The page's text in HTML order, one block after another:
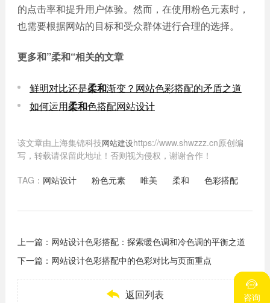
的点击率和提升用户体验。然而，在使用粉色元素时，
也需要根据网站的目标和受众群体进行合理的选择。
更多和”柔和“相关的文章
鲜明对比还是柔和渐变？网站色彩搭配的矛盾之道
如何运用柔和色搭配网站设计
该文章由上海集锦科技网站建设https://www.shwzzz.cn原创编
写，转载请保留此地址！否则视为侵权，谢谢合作！
TAG： 网站设计 粉色元素 唯美 柔和 色彩搭配
上一篇： 网站设计色彩搭配：探索暖色调和冷色调的平衡之道
下一篇： 网站设计色彩搭配中的色彩对比与页面重点
 返回列表

咨询

咨询